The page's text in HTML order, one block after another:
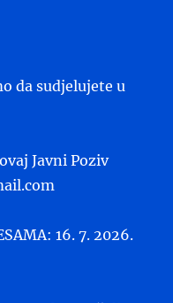
da sudjelujete u
Javni Poziv
16. 7. 2026.